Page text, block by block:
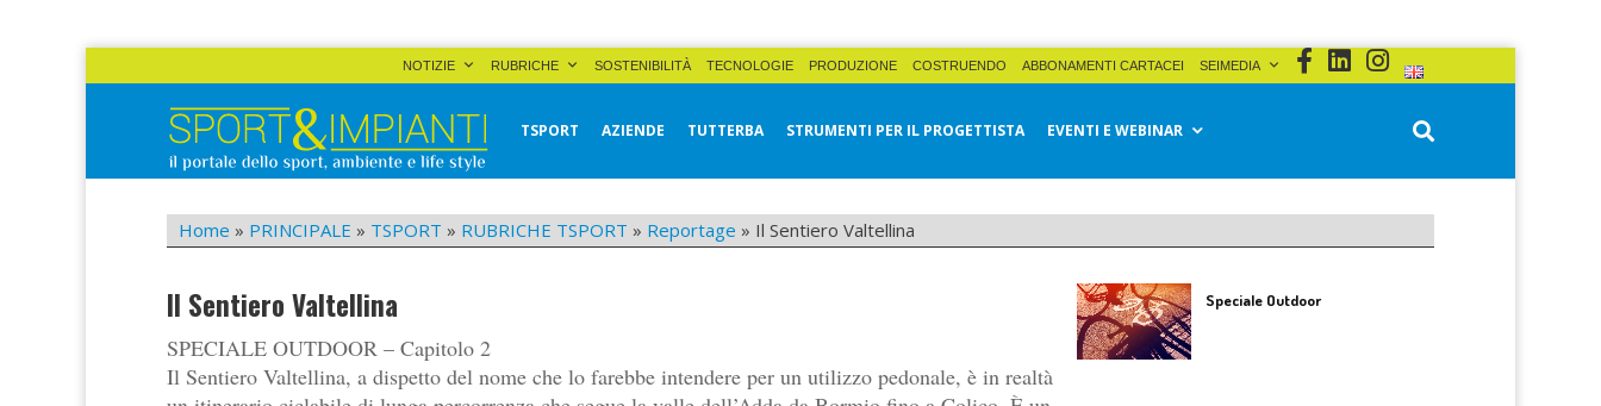
NOTIZIE RUBRICHE SOSTENIBILITÀ TECNOLOGIE PRODUZIONE COSTRUENDO ABBONAMENTI CARTACEI SEIMEDIA
Sport&Impianti
TSPORT AZIENDE TUTTERBA STRUMENTI PER IL PROGETTISTA EVENTI E WEBINAR
Home » PRINCIPALE » TSPORT » RUBRICHE TSPORT » Reportage » Il Sentiero Valtellina
Il Sentiero Valtellina
SPECIALE OUTDOOR – Capitolo 2
Il Sentiero Valtellina, a dispetto del nome che lo farebbe intendere per un utilizzo pedonale, è in realtà
Speciale Outdoor